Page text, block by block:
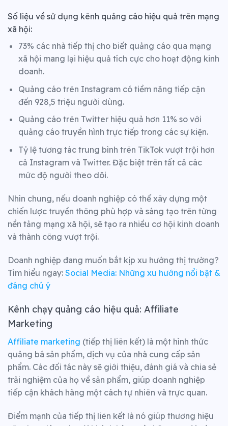
Số liệu về sử dụng kênh quảng cáo hiệu quả trên mạng
xã hội:
73% các nhà tiếp thị cho biết quảng cáo qua mạng
xã hội mang lại hiệu quả tích cực cho hoạt động kinh
doanh.
Quảng cáo trên Instagram có tiềm năng tiếp cận
đến 928,5 triệu người dùng.
Quảng cáo trên Twitter hiệu quả hơn 11% so với
quảng cáo truyền hình trực tiếp trong các sự kiện.
Tỷ lệ tương tác trung bình trên TikTok vượt trội hơn
cả Instagram và Twitter. Đặc biệt trên tất cả các
mức độ người theo dõi.
Nhìn chung, nếu doanh nghiệp có thể xây dựng một
chiến lược truyền thông phù hợp và sáng tạo trên từng
nền tảng mạng xã hội, sẽ tạo ra nhiều cơ hội kinh doanh
và thành công vượt trội.
Doanh nghiệp đang muốn bắt kịp xu hướng thị trường?
Tìm hiểu ngay: Social Media: Những xu hướng nổi bật &
đáng chú ý
Kênh chạy quảng cáo hiệu quả: Affiliate
Marketing
Affiliate marketing (tiếp thị liên kết) là một hình thức
quảng bá sản phẩm, dịch vụ của nhà cung cấp sản
phẩm. Các đối tác này sẽ giới thiệu, đánh giá và chia sẻ
trải nghiệm của họ về sản phẩm, giúp doanh nghiệp
tiếp cận khách hàng một cách tự nhiên và trực quan.
Điểm mạnh của tiếp thị liên kết là nó giúp thương hiệu